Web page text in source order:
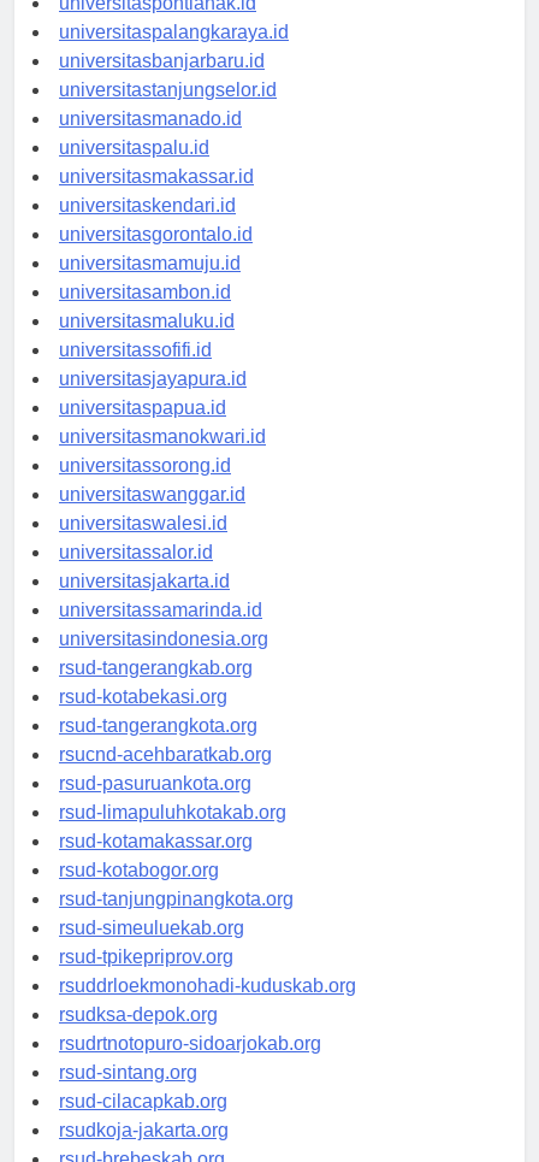
universitaspontianak.id
universitaspalangkaraya.id
universitasbanjarbaru.id
universitastanjungselor.id
universitasmanado.id
universitaspalu.id
universitasmakassar.id
universitaskendari.id
universitasgorontalo.id
universitasmamuju.id
universitasambon.id
universitasmaluku.id
universitassofifi.id
universitasjayapura.id
universitaspapua.id
universitasmanokwari.id
universitassorong.id
universitaswanggar.id
universitaswalesi.id
universitassalor.id
universitasjakarta.id
universitassamarinda.id
universitasindonesia.org
rsud-tangerangkab.org
rsud-kotabekasi.org
rsud-tangerangkota.org
rsucnd-acehbaratkab.org
rsud-pasuruankota.org
rsud-limapuluhkotakab.org
rsud-kotamakassar.org
rsud-kotabogor.org
rsud-tanjungpinangkota.org
rsud-simeuluekab.org
rsud-tpikepriprov.org
rsuddrloekmonohadi-kuduskab.org
rsudksa-depok.org
rsudrtnotopuro-sidoarjokab.org
rsud-sintang.org
rsud-cilacapkab.org
rsudkoja-jakarta.org